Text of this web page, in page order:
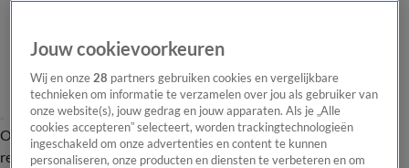
Overzicht Laatste nieuws Regionieuws Het beste van Hart
Tip de
redactie
Jouw cookievoorkeuren
Wij en onze28 partners gebruiken cookies en vergelijkbare
technieken om informatie te verzamelen over jou als gebruiker van
onze website(s), jouw gedrag en jouw apparaten. Als je „Alle
cookies accepteren” selecteert, worden trackingtechnologieën
ingeschakeld om onze advertenties en content te kunnen
personaliseren, onze producten en diensten te verbeteren en om